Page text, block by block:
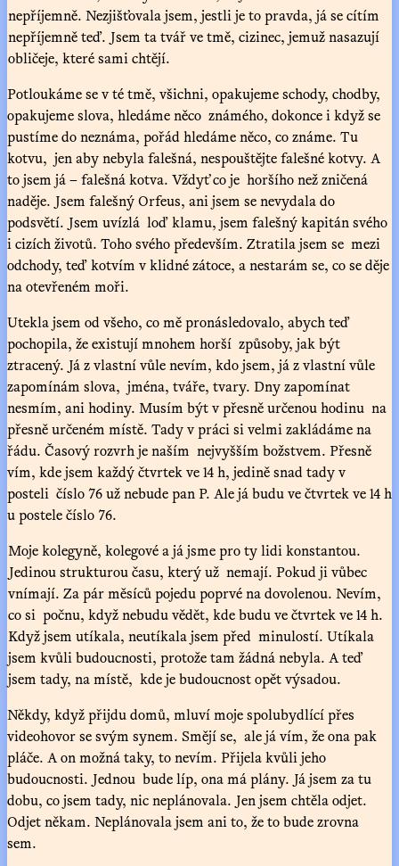
nepříjemně. Nezjišťovala jsem, jestli je to pravda, já se cítím
nepříjemně teď. Jsem ta tvář ve tmě, cizinec, jemuž nasazují
obličeje, které sami chtějí.
Potloukáme se v té tmě, všichni, opakujeme schody, chodby,
opakujeme slova, hledáme něco známého, dokonce i když se
pustíme do neznáma, pořád hledáme něco, co známe. Tu
kotvu, jen aby nebyla falešná, nespouštějte falešné kotvy. A
to jsem já – falešná kotva. Vždyť co je horšího než zničená
naděje. Jsem falešný Orfeus, ani jsem se nevydala do
podsvětí. Jsem uvízlá loď klamu, jsem falešný kapitán svého
i cizích životů. Toho svého především. Ztratila jsem se mezi
odchody, teď kotvím v klidné zátoce, a nestarám se, co se děje
na otevřeném moři.
Utekla jsem od všeho, co mě pronásledovalo, abych teď
pochopila, že existují mnohem horší způsoby, jak být
ztracený. Já z vlastní vůle nevím, kdo jsem, já z vlastní vůle
zapomínám slova, jména, tváře, tvary. Dny zapomínat
nesmím, ani hodiny. Musím být v přesně určenou hodinu na
přesně určeném místě. Tady v práci si velmi zakládáme na
řádu. Časový rozvrh je naším nejvyšším božstvem. Přesně
vím, kde jsem každý čtvrtek ve 14 h, jedině snad tady v
posteli číslo 76 už nebude pan P. Ale já budu ve čtvrtek ve 14 h
u postele číslo 76.
Moje kolegyně, kolegové a já jsme pro ty lidi konstantou.
Jedinou strukturou času, který už nemají. Pokud ji vůbec
vnímají. Za pár měsíců pojedu poprvé na dovolenou. Nevím,
co si počnu, když nebudu vědět, kde budu ve čtvrtek ve 14 h.
Když jsem utíkala, neutíkala jsem před minulostí. Utíkala
jsem kvůli budoucnosti, protože tam žádná nebyla. A teď
jsem tady, na místě, kde je budoucnost opět výsadou.
Někdy, když přijdu domů, mluví moje spolubydlící přes
videohovor se svým synem. Smějí se, ale já vím, že ona pak
pláče. A on možná taky, to nevím. Přijela kvůli jeho
budoucnosti. Jednou bude líp, ona má plány. Já jsem za tu
dobu, co jsem tady, nic neplánovala. Jen jsem chtěla odjet.
Odjet někam. Neplánovala jsem ani to, že to bude zrovna
sem.